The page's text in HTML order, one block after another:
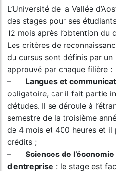
L’Université de la Vallée
des stages pour ses
12 mois après l’obtention du
Les critères de
du cursus sont définis par un
approuvé par chaque filière :
– Langues et
obligatoire, car il fait partie
d’études. Il se déroule à
semestre de la troisième
de 4 mois et 400 heures et il
crédits ;
– Sciences de
d’entreprise : le stage est